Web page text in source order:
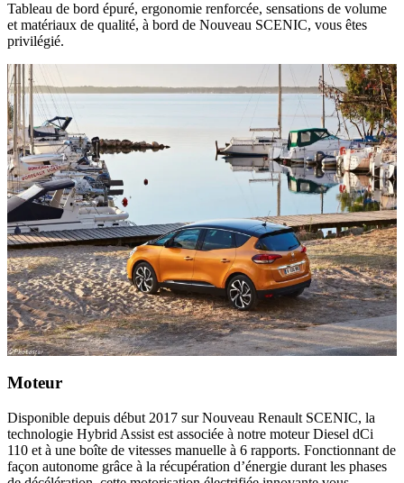
Tableau de bord épuré, ergonomie renforcée, sensations de volume
et matériaux de qualité, à bord de Nouveau SCENIC, vous êtes
privilégié.
Moteur
Disponible depuis début 2017 sur Nouveau Renault SCENIC, la
technologie Hybrid Assist est associée à notre moteur Diesel dCi
110 et à une boîte de vitesses manuelle à 6 rapports. Fonctionnant de
façon autonome grâce à la récupération d’énergie durant les phases